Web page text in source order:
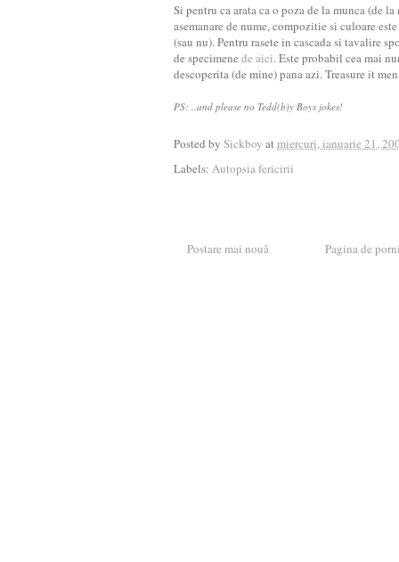
Si pentru ca arata ca o poza de la munca (de
asemanare de nume, compozitie si culoare
(sau nu). Pentru rasete in cascada si tavalire
de specimene de aici. Este probabil cea mai
descoperita (de mine) pana azi. Treasure it
PS: ..and please no Tedd(b)y Boys jokes!
Posted by Sickboy atmiercuri, ianuarie 21,
Labels: Autopsia fericirii
Postare mai nouă Pagina de